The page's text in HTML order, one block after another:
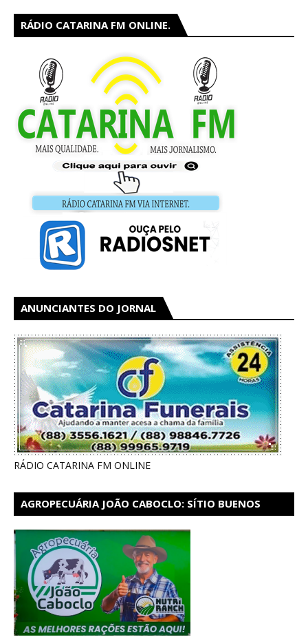
RÁDIO CATARINA FM ONLINE.
ANUNCIANTES DO JORNAL
RÁDIO CATARINA FM ONLINE
AGROPECUÁRIA JOÃO CABOCLO: SÍTIO BUENOS